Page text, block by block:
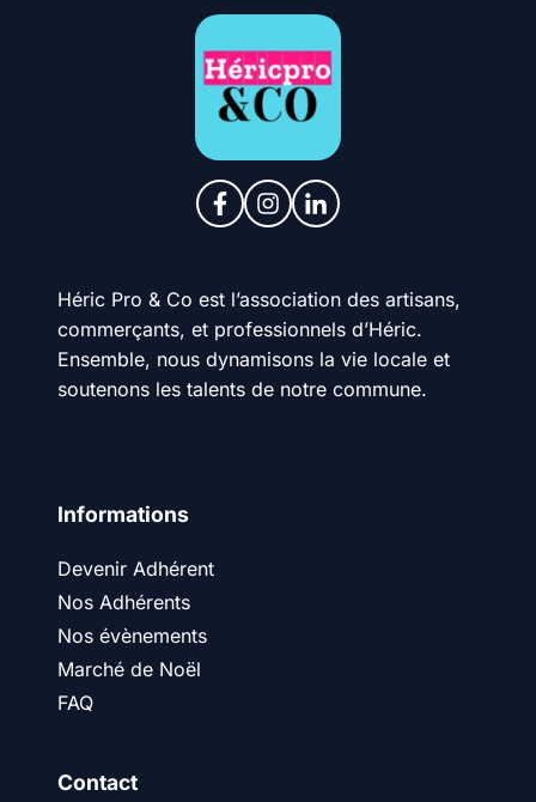
Héric Pro & Co est l’association des artisans,
commerçants, et professionnels d’Héric.
Ensemble, nous dynamisons la vie locale et
soutenons les talents de notre commune.
Informations
Devenir Adhérent
Nos Adhérents
Nos évènements
Marché de Noël
FAQ
Contact